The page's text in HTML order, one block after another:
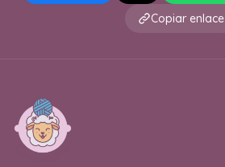
Copiar enlace